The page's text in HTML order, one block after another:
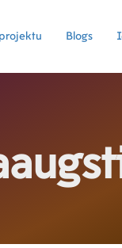
Blogs